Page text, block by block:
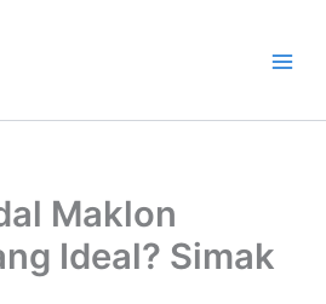
Maklon
Ideal? Simak